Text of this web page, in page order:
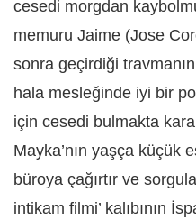
cesedi morgdan
memuru Jaime (Jose
sonra geçirdiği
hala mesleğinde iyi bir
için cesedi bulmakta
Mayka’nın yaşça küçük
büroya çağırtır ve
intikam filmi’ kalıbının